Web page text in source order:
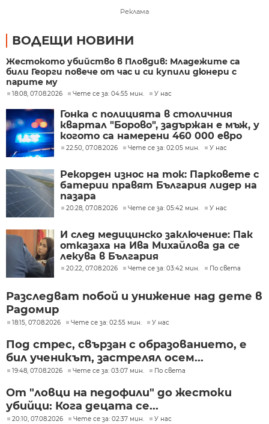
Реклама
ВОДЕЩИ НОВИНИ
Жестокото убийство в Пловдив: Младежите са
били Георги повече от час и си купили дюнери с
парите му
18:08, 07.08.2026 Чете се за: 04:55 мин. У нас
Гонка с полицията в столичния
квартал "Борово", задържан е мъж, у
когото са намерени 460 000 евро
22:50, 07.08.2026 Чете се за: 02:05 мин. У нас
Рекорден износ на ток: Парковете с
батерии правят България лидер на
пазара
20:28, 07.08.2026 Чете се за: 05:42 мин. У нас
И след медицинско заключение: Пак
отказаха на Ива Михайлова да се
лекува в България
20:22, 07.08.2026 Чете се за: 03:42 мин. По света
Разследват побой и унижение над дете в
Радомир
18:15, 07.08.2026 Чете се за: 02:55 мин. У нас
Под стрес, свързан с образованието, е
бил ученикът, застрелял осем...
19:48, 07.08.2026 Чете се за: 03:07 мин. По света
От "ловци на педофили" до жестоки
убийци: Кога децата се...
20:10, 07.08.2026 Чете се за: 02:37 мин. У нас